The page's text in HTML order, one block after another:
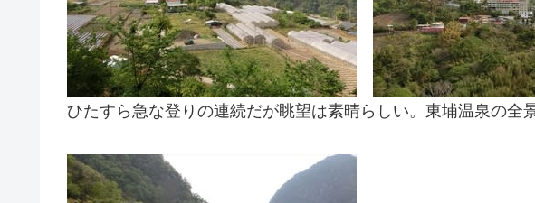
ひたすら急な登りの連続だが眺望は素晴らしい。東埔温泉の全